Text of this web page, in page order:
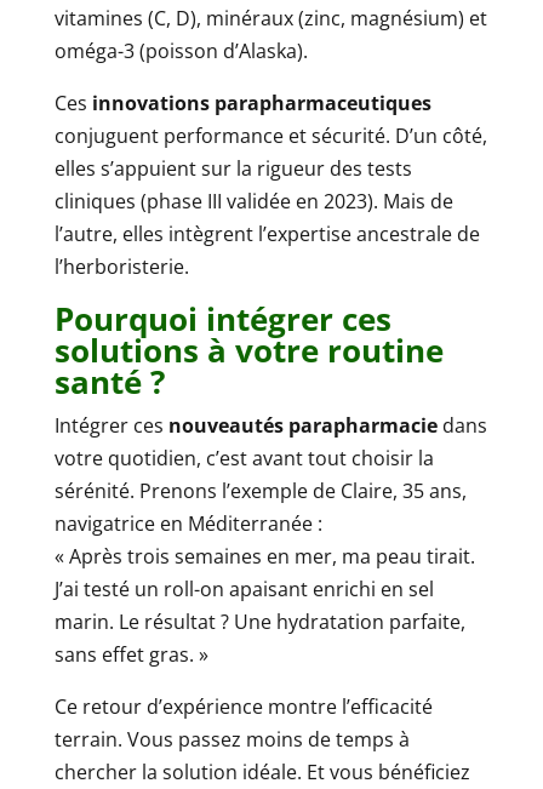
vitamines (C, D), minéraux (zinc, magnésium) et
oméga-3 (poisson d’Alaska).
Ces innovations parapharmaceutiques
conjuguent performance et sécurité. D’un côté,
elles s’appuient sur la rigueur des tests
cliniques (phase III validée en 2023). Mais de
l’autre, elles intègrent l’expertise ancestrale de
l’herboristerie.
Pourquoi intégrer ces
solutions à votre routine
santé ?
Intégrer ces nouveautés parapharmaciedans
votre quotidien, c’est avant tout choisir la
sérénité. Prenons l’exemple de Claire, 35 ans,
navigatrice en Méditerranée :
« Après trois semaines en mer, ma peau tirait.
J’ai testé un roll-on apaisant enrichi en sel
marin. Le résultat ? Une hydratation parfaite,
sans effet gras. »
Ce retour d’expérience montre l’efficacité
terrain. Vous passez moins de temps à
chercher la solution idéale. Et vous bénéficiez